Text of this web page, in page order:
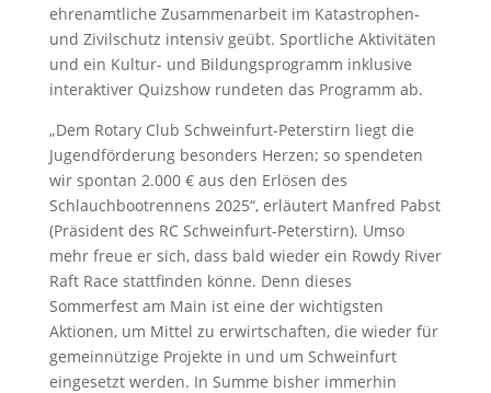
ehrenamtliche Zusammenarbeit im Katastrophen-
und Zivilschutz intensiv geübt. Sportliche Aktivitäten
und ein Kultur- und Bildungsprogramm inklusive
interaktiver Quizshow rundeten das Programm ab.
„Dem Rotary Club Schweinfurt-Peterstirn liegt die
Jugendförderung besonders Herzen; so spendeten
wir spontan 2.000 € aus den Erlösen des
Schlauchbootrennens 2025“, erläutert Manfred Pabst
(Präsident des RC Schweinfurt-Peterstirn). Umso
mehr freue er sich, dass bald wieder ein Rowdy River
Raft Race stattfinden könne. Denn dieses
Sommerfest am Main ist eine der wichtigsten
Aktionen, um Mittel zu erwirtschaften, die wieder für
gemeinnützige Projekte in und um Schweinfurt
eingesetzt werden. In Summe bisher immerhin